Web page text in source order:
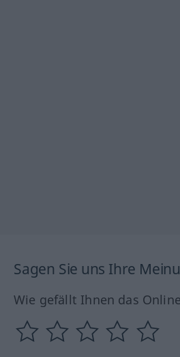
Sagen Sie uns Ihre
Wie gefällt Ihnen das